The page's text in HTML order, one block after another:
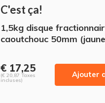
C'est ça!
1,5kg disque
caoutchouc 50mm
€ 17,25
(€ 20,87 Taxes
incluses)
Ajouter